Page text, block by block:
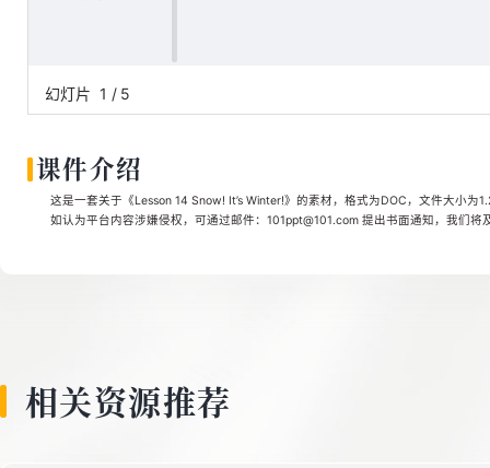
幻灯片 1 / 5
课件介绍
这是一套关于《Lesson 14 Snow! It’s Winter!》的素材，格式为DOC，文件大小为
如认为平台内容涉嫌侵权，可通过邮件：101ppt@101.com 提出书面通知，我们将
相关资源推荐